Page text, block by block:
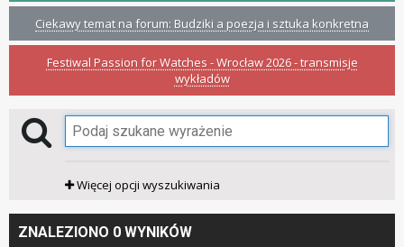
Ciekawy temat na forum: Budziki a poezja i sztuka konkretna
Festiwal Passion for Watches - Wrocław 2026 - transmisje
wykładów
Więcej opcji wyszukiwania
ZNALEZIONO 0 WYNIKÓW